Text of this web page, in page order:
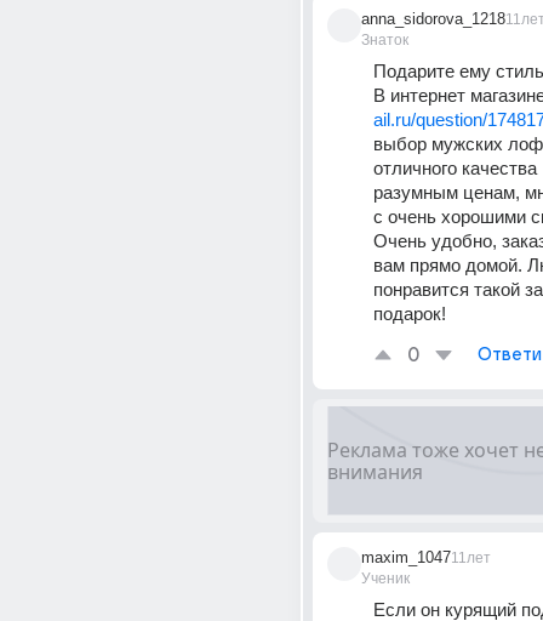
anna_sidorova_1218
Знаток
Подарите ему
В интернет
ail.ru/question/
выбор мужских
отличного качества
разумным ценам,
с очень хорошими
Очень удобно,
вам прямо домой.
понравится такой
подарок!
0
maxim_1047
Ученик
11лет
Если он курящий